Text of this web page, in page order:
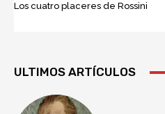
Los cuatro placeres de Rossini
ULTIMOS ARTÍCULOS